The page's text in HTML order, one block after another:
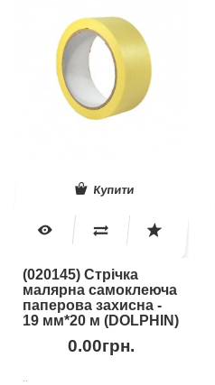
Купити
(020145) Стрічка
малярна самоклеюча
паперова захисна -
19 мм*20 м (DOLPHIN)
0.00грн.
..